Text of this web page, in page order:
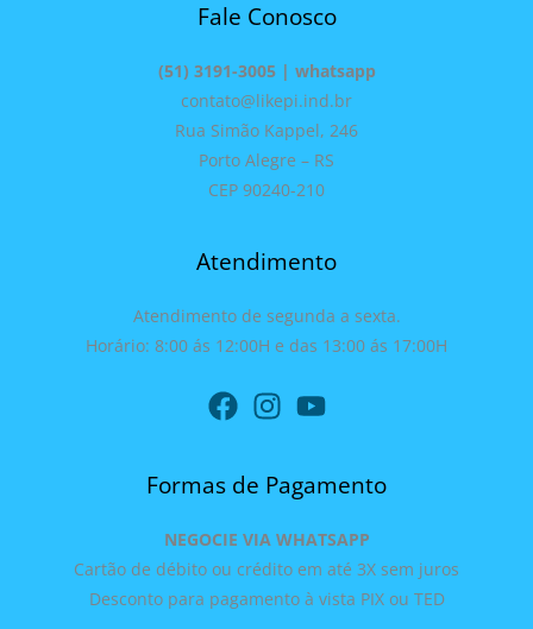
Fale Conosco
(51) 3191-3005 | whatsapp
contato@likepi.ind.br
Rua Simão Kappel, 246
Porto Alegre – RS
CEP 90240-210
Atendimento
Atendimento de segunda a sexta.
Horário: 8:00 ás 12:00H e das 13:00 ás 17:00H
Formas de Pagamento
NEGOCIE VIA WHATSAPP
Cartão de débito ou crédito em até 3X sem juros
Desconto para pagamento à vista PIX ou TED